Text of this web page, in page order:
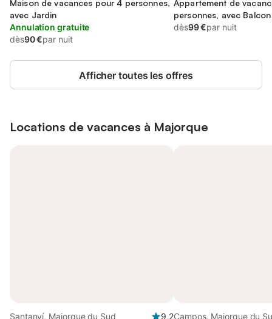
Maison de vacances pour 4 personnes,
avec Jardin
Annulation gratuite
dès90 €par nuit
Appartement de
personnes, avec
que Bassin pour enfant
dès99 €par nuit
Afficher toutes les offres
Locations de vacances à Majorque
Santanyí, Majorque du Sud 9,2Campos, Majorque du